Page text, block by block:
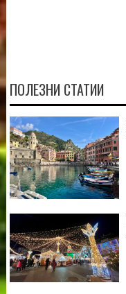
ПОЛЕЗНИ СТАТИИ